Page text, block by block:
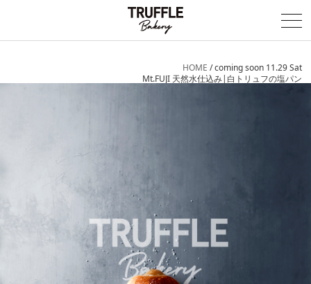
Opening Soon
Item
Creative
Online Store
HOME /coming soon 11.29 Sat
Mt.FUJI 天然水仕込み|白トリュフの塩パン